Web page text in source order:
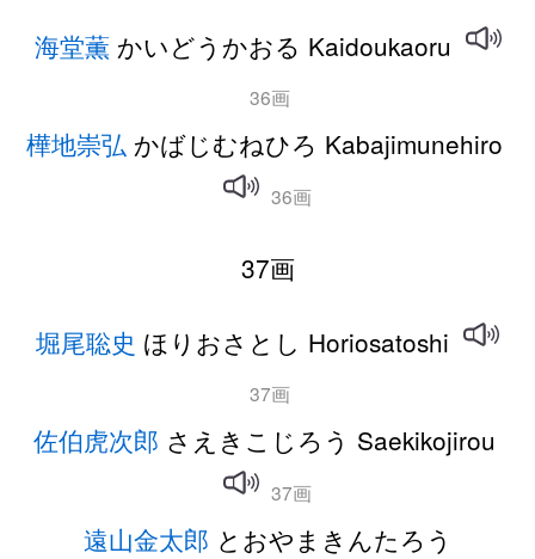
海堂薫 かいどうかおる Kaidoukaoru
36画
樺地崇弘 かばじむねひろ Kabajimunehiro
36画
37画
堀尾聡史 ほりおさとし Horiosatoshi
37画
佐伯虎次郎 さえきこじろう Saekikojirou
37画
遠山金太郎 とおやまきんたろう